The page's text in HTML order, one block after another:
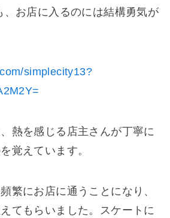
、お店に入るのには結構勇気が
simplecity13?
熱を感じる店主さんが丁寧に
覚えています。
繁にお店に通うことになり、
てもらいました。スケートに